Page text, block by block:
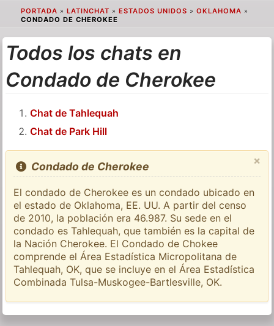
PORTADA » LATINCHAT » ESTADOS UNIDOS » OKLAHOMA »
CONDADO DE CHEROKEE
Todos los chats en
Condado de Cherokee
Chat de Tahlequah
Chat de Park Hill
×
Condado de Cherokee
El condado de Cherokee es un condado ubicado en
el estado de Oklahoma, EE. UU. A partir del censo
de 2010, la población era 46.987. Su sede en el
condado es Tahlequah, que también es la capital de
la Nación Cherokee. El Condado de Chokee
comprende el Área Estadística Micropolitana de
Tahlequah, OK, que se incluye en el Área Estadística
Combinada Tulsa-Muskogee-Bartlesville, OK.